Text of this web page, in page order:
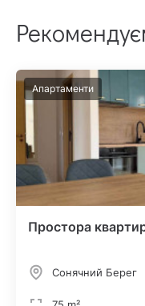
Апартаменти
Простора
Сонячний Берег